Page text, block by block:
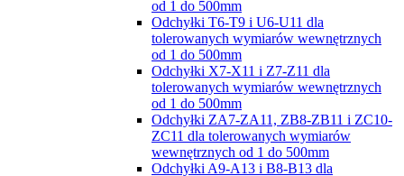
od 1 do 500mm
Odchyłki T6-T9 i U6-U11 dla
tolerowanych wymiarów wewnętrznych
od 1 do 500mm
Odchyłki X7-X11 i Z7-Z11 dla
tolerowanych wymiarów wewnętrznych
od 1 do 500mm
Odchyłki ZA7-ZA11, ZB8-ZB11 i ZC10-
ZC11 dla tolerowanych wymiarów
wewnętrznych od 1 do 500mm
Odchyłki A9-A13 i B8-B13 dla